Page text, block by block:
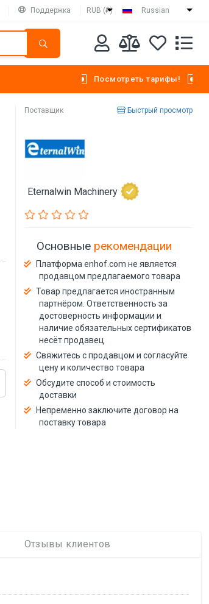
Поддержка RUB (₽) Russian
Посмотреть тарифы!
Поставщик Быстрый просмотр
Eternalwin Machinery
Основные рекомендации
Платформа enhof.com не является
продавцом предлагаемого товара
Товар предлагается иностранным
партнёром. Ответственность за
достоверность информации и
наличие обязательных сертификатов
несёт продавец
Свяжитесь с продавцом и согласуйте
цену и количество товара
Обсудите способ и стоимость
доставки
Непременно заключите договор на
поставку товара
Отзывы клиентов